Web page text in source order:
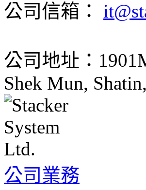
公司信箱：
公司地址：
Shek Mun,
公司業務